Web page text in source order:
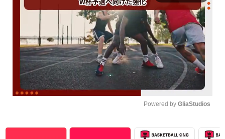
Powered by GliaStudios